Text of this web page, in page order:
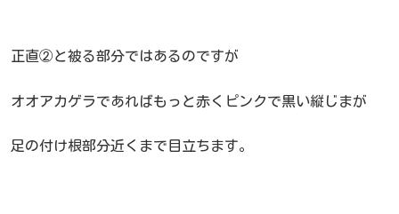
正直②と被る部分ではあるのですが
オオアカゲラであればもっと赤くピンクで黒い縦じまが
足の付け根部分近くまで目立ちます。